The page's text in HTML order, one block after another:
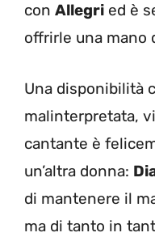
con Allegri ed è
offrirle una mano
Una disponibilità
malinterpretata,
cantante è
un’altra donna:
di mantenere il
ma di tanto in